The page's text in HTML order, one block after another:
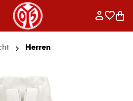
Herren